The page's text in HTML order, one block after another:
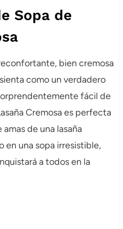
Sopa de
bien cremosa
como un verdadero
fácil de
Cremosa es perfecta
de una lasaña
en una sopa irresistible,
a todos en la